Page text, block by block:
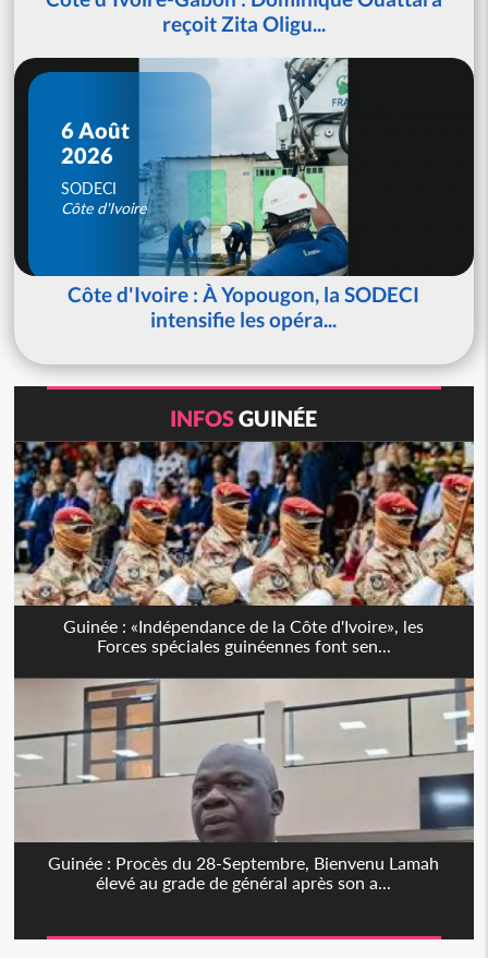
reçoit Zita Oligu...
6 Août
2026
SODECI
Côte d'Ivoire
Côte d'Ivoire : À Yopougon, la SODECI
intensifie les opéra...
INFOSGUINÉE
Guinée : «Indépendance de la Côte d'Ivoire», les
Forces spéciales guinéennes font sen...
Guinée : Procès du 28-Septembre, Bienvenu Lamah
élevé au grade de général après son a...